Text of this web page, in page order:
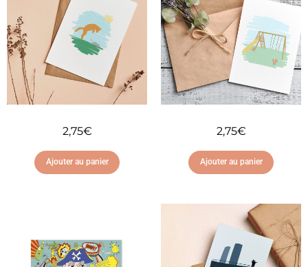
2,75€
Ajouter au panier
d'envies
2,75€
Ajouter au panier
Ajouter à ma liste
d'envies